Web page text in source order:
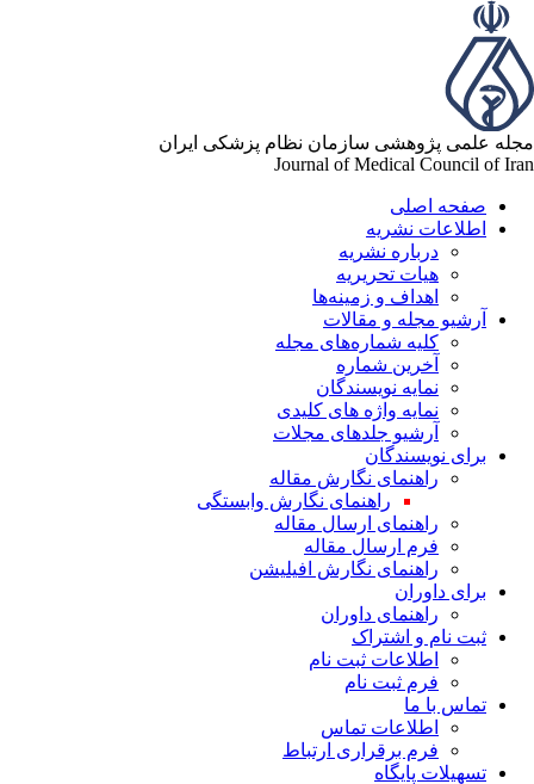
علمی پژوهشی سازمان نظام پزشکی ایران
Journal of Medical Council of
صفحه اصلی
اطلاعات نشریه
درباره نشریه
هیات تحریریه
اهداف و زمینه‌ها
آرشیو مجله و مقالات
کلیه شماره‌های مجله
آخرین شماره
نمایه نویسندگان
نمایه واژه های کلیدی
آرشیو جلدهای مجلات
برای نویسندگان
راهنمای نگارش مقاله
راهنمای نگارش وابستگی
راهنمای ارسال مقاله
فرم ارسال مقاله
راهنمای نگارش افیلیشن
برای داوران
راهنمای داوران
ثبت نام و اشتراک
اطلاعات ثبت نام
فرم ثبت نام
تماس با ما
اطلاعات تماس
فرم برقراری ارتباط
تسهیلات پایگاه